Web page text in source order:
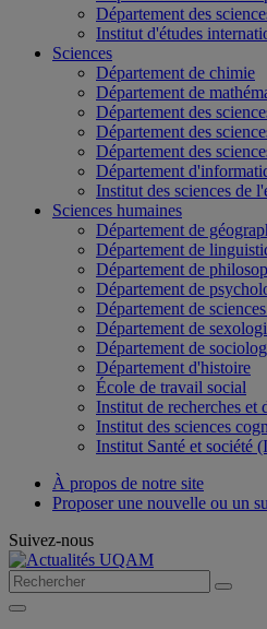
Département des
Institut d'études
Sciences
Département de chimie
Département de
Département des
Département des
Département des
Département
Institut des sciences de
Sciences humaines
Département de
Département de
Département de
Département de
Département de
Département de
Département de
Département d'histoire
École de travail social
Institut de recherches et
Institut des sciences
Institut Santé et société
À propos de notre site
Proposer une nouvelle ou un
Suivez-nous